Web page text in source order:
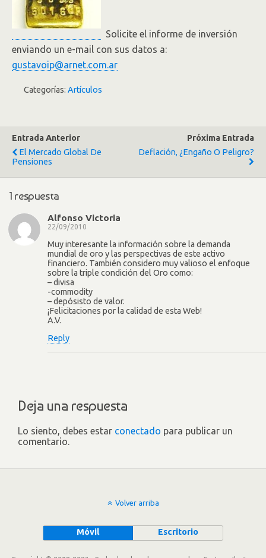
Solicite el informe de inversión
enviando un e-mail con sus datos a:
gustavoip@arnet.com.ar
Categorías: Artículos
Entrada Anterior
El Mercado Global De
Pensiones
Próxima Entrada
Deflación, ¿engaño O Peligro?
1 respuesta
Alfonso Victoria
22/09/2010
Muy interesante la información sobre la demanda
mundial de oro y las perspectivas de este activo
financiero. También considero muy valioso el enfoque
sobre la triple condición del Oro como:
– divisa
-commodity
– depósisto de valor.
¡Felicitaciones por la calidad de esta Web!
A.V.
Reply
Deja una respuesta
Lo siento, debes estar conectado para publicar un
comentario.
Volver arriba
Móvil Escritorio